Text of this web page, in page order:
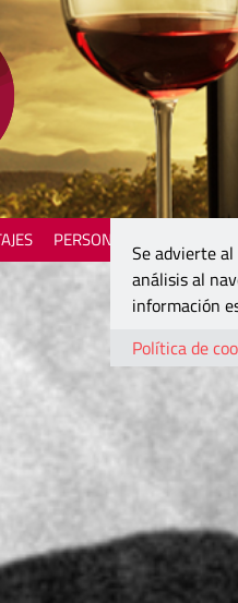
PERSONAJES
Se advierte
análisis al
información
Política de